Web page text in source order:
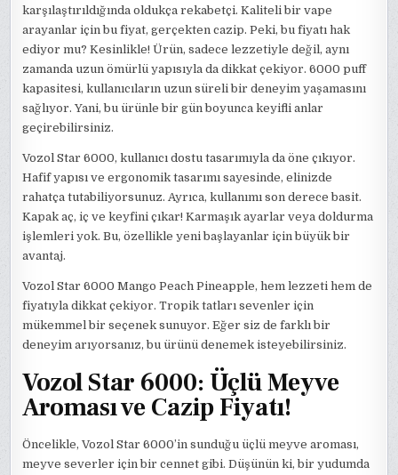
karşılaştırıldığında oldukça rekabetçi. Kaliteli bir vape
arayanlar için bu fiyat, gerçekten cazip. Peki, bu fiyatı hak
ediyor mu? Kesinlikle! Ürün, sadece lezzetiyle değil, aynı
zamanda uzun ömürlü yapısıyla da dikkat çekiyor. 6000 puff
kapasitesi, kullanıcıların uzun süreli bir deneyim yaşamasını
sağlıyor. Yani, bu ürünle bir gün boyunca keyifli anlar
geçirebilirsiniz.
Vozol Star 6000, kullanıcı dostu tasarımıyla da öne çıkıyor.
Hafif yapısı ve ergonomik tasarımı sayesinde, elinizde
rahatça tutabiliyorsunuz. Ayrıca, kullanımı son derece basit.
Kapak aç, iç ve keyfini çıkar! Karmaşık ayarlar veya doldurma
işlemleri yok. Bu, özellikle yeni başlayanlar için büyük bir
avantaj.
Vozol Star 6000 Mango Peach Pineapple, hem lezzeti hem de
fiyatıyla dikkat çekiyor. Tropik tatları sevenler için
mükemmel bir seçenek sunuyor. Eğer siz de farklı bir
deneyim arıyorsanız, bu ürünü denemek isteyebilirsiniz.
Vozol Star 6000: Üçlü Meyve
Aroması ve Cazip Fiyatı!
Öncelikle, Vozol Star 6000’in sunduğu üçlü meyve aroması,
meyve severler için bir cennet gibi. Düşünün ki, bir yudumda